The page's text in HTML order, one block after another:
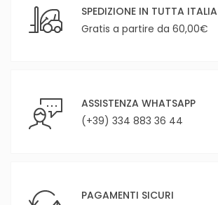
SPEDIZIONE IN TUTTA ITALIA
Gratis a partire da 60,00€
ASSISTENZA WHATSAPP
(+39) 334 883 36 44
PAGAMENTI SICURI